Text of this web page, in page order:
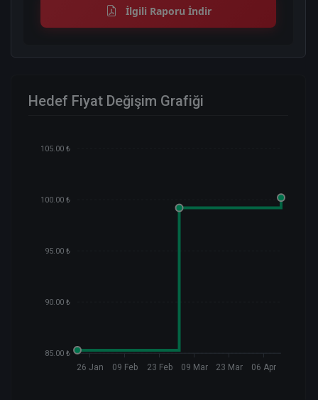
İlgili Raporu İndir
Hedef Fiyat Değişim Grafiği
105.00 ₺
100.00 ₺
95.00 ₺
90.00 ₺
85.00 ₺
26 Jan 09 Feb 23 Feb 09 Mar 23 Mar 06 Apr